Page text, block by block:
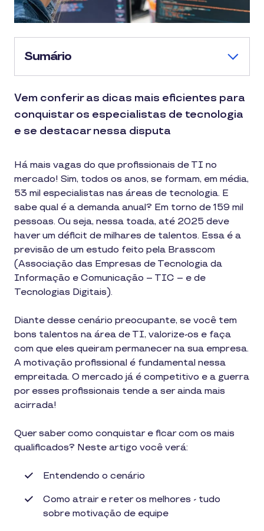
Sumário
Vem conferir as dicas mais eficientes para
conquistar os especialistas de tecnologia
e se destacar nessa disputa
Há mais vagas do que profissionais de TI no
mercado! Sim, todos os anos, se formam, em média,
53 mil especialistas nas áreas de tecnologia. E
sabe qual é a demanda anual? Em torno de 159 mil
pessoas. Ou seja, nessa toada, até 2025 deve
haver um déficit de milhares de talentos. Essa é a
previsão de um estudo feito pela Brasscom
(Associação das Empresas de Tecnologia da
Informação e Comunicação – TIC – e de
Tecnologias Digitais).
Diante desse cenário preocupante, se você tem
bons talentos na área de TI, valorize-os e faça
com que eles queiram permanecer na sua empresa.
A motivação profissional é fundamental nessa
empreitada. O mercado já é competitivo e a guerra
por esses profissionais tende a ser ainda mais
acirrada!
Quer saber como conquistar e ficar com os mais
qualificados? Neste artigo você verá:
Entendendo o cenário
Como atrair e reter os melhores - tudo
sobre motivação de equipe